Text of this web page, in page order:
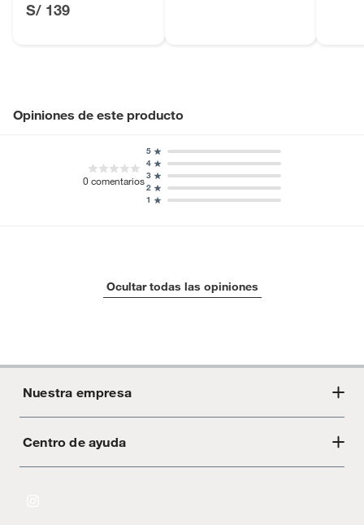
S/ 139
Opiniones de este producto
0comentarios
1
2
3
4
5
Ocultar todas las opiniones
Nuestra empresa
Acerca de Crate
Centro de ayuda